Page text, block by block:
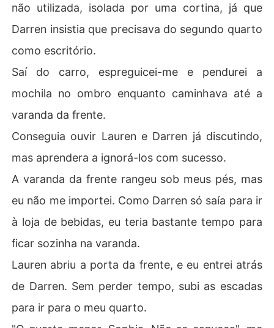
não utilizada, isolada por uma cortina, já que
Darren insistia que precisava do segundo quarto
como escritório.
Saí do carro, espreguicei-me e pendurei a
mochila no ombro enquanto caminhava até a
varanda da frente.
Conseguia ouvir Lauren e Darren já discutindo,
mas aprendera a ignorá-los com sucesso.
A varanda da frente rangeu sob meus pés, mas
eu não me importei. Como Darren só saía para ir
à loja de bebidas, eu teria bastante tempo para
ficar sozinha na varanda.
Lauren abriu a porta da frente, e eu entrei atrás
de Darren. Sem perder tempo, subi as escadas
para ir para o meu quarto.